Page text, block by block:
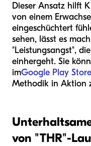
Dieser Ansatz hilft
von einem
eingeschüchtert
sehen, lässt es
"Leistungsangst",
einhergeht. Sie
imGoogle Play Store
Methodik in Aktion
von "THR"-